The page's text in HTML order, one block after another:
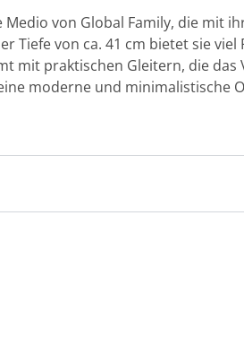
Medio von Global Family, die mit
Tiefe von ca. 41 cm bietet sie
mit praktischen Gleitern, die
moderne und minimalistische